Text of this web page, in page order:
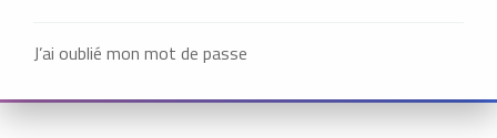
J’ai oublié mon mot de passe